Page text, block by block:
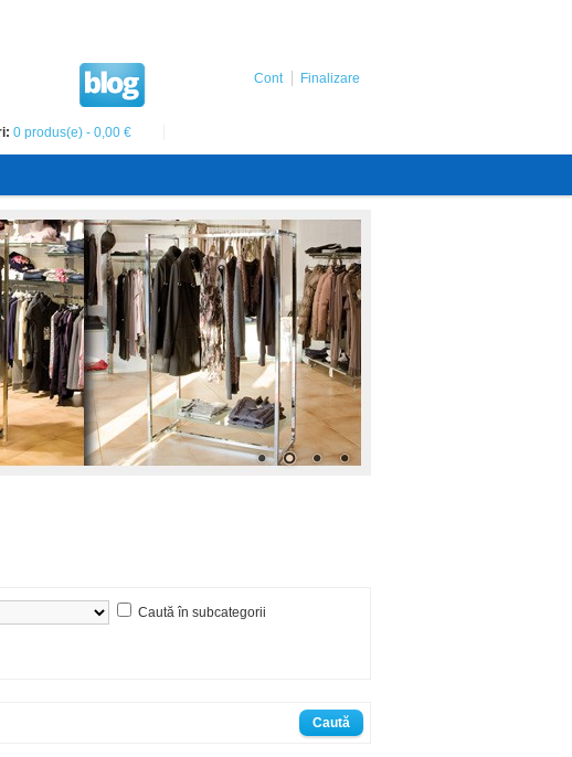
0 produs(e) - 0,00 €
Cont Finalizare
Caută în subcategorii